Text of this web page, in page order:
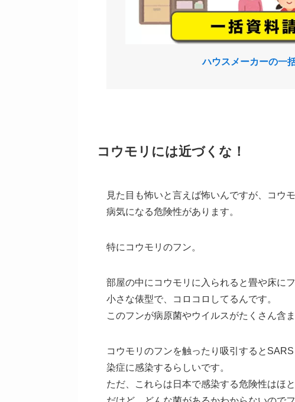
ハウスメーカーの一
コウモリには近づくな！
見た目も怖いと言えば怖いんですが、コウ
病気になる危険性があります。
特にコウモリのフン。
部屋の中にコウモリに入られると畳や床に
小さな俵型で、コロコロしてるんです。
このフンが病原菌やウイルスがたくさん含
コウモリのフンを触ったり吸引すると
染症に感染するらしいです。
ただ、これらは日本で感染する危険性はほ